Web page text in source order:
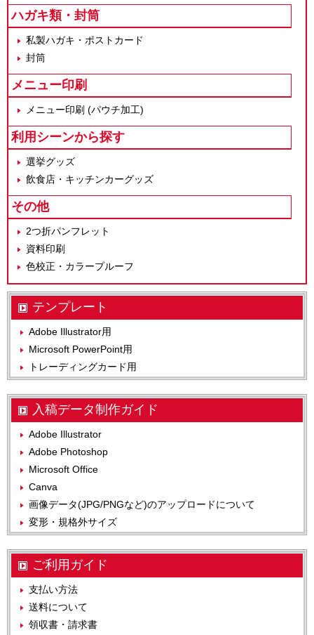
ハガキ類・封筒
私製ハガキ・ポストカード
封筒
メニュー印刷
メニュー印刷 (パウチ加工)
利用シーンから探す
選挙グッズ
飲食店・キッチンカーグッズ
その他
2つ折パンフレット
資料印刷
色校正・カラープルーフ
テンプレート
Adobe Illustrator用
Microsoft PowerPoint用
トレーディングカード用
入稿データ制作ガイド
Adobe Illustrator
Adobe Photoshop
Microsoft Office
Canva
画像データ(JPG/PNGなど)のアップロードについて
変形・規格外サイズ
ご利用ガイド
支払い方法
送料について
領収書・請求書